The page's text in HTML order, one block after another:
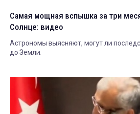
Самая мощная вспышка за три
Солнце: видео
Астрономы выясняют, могут ли
до Земли.